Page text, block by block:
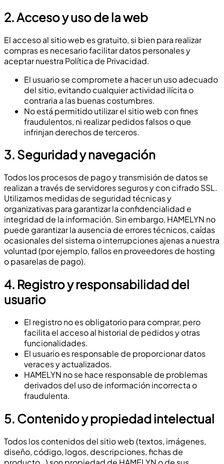
2. Acceso y uso de la web
El acceso al sitio web es gratuito, si bien para realizar
compras es necesario facilitar datos personales y
aceptar nuestra Política de Privacidad.
El usuario se compromete a hacer un uso adecuado
del sitio, evitando cualquier actividad ilícita o
contraria a las buenas costumbres.
No está permitido utilizar el sitio web con fines
fraudulentos, ni realizar pedidos falsos o que
infrinjan derechos de terceros.
3. Seguridad y navegación
Todos los procesos de pago y transmisión de datos se
realizan a través de servidores seguros y con cifrado SSL.
Utilizamos medidas de seguridad técnicas y
organizativas para garantizar la confidencialidad e
integridad de la información. Sin embargo, HAMELYN no
puede garantizar la ausencia de errores técnicos, caídas
ocasionales del sistema o interrupciones ajenas a nuestra
voluntad (por ejemplo, fallos en proveedores de hosting
o pasarelas de pago).
4. Registro y responsabilidad del
usuario
El registro no es obligatorio para comprar, pero
facilita el acceso al historial de pedidos y otras
funcionalidades.
El usuario es responsable de proporcionar datos
veraces y actualizados.
HAMELYN no se hace responsable de problemas
derivados del uso de información incorrecta o
fraudulenta.
5. Contenido y propiedad intelectual
Todos los contenidos del sitio web (textos, imágenes,
diseño, código, logos, descripciones, fichas de